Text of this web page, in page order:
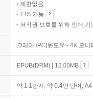
제한없음
TTS 가능
저작권 보호를 위해 인쇄 기
크레마 /PC(윈도우 - 4K 모
EPUB(DRM) | 12.00MB
약 1.1만자, 약 0.4만 단어,